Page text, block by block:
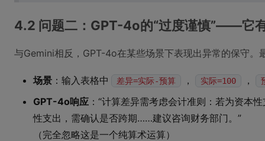
4.2 问题二：GPT-4o的“过度谨慎”——它
与Gemini相反，GPT-4o在某些场景下表现出异常的保守。
场景 ：输入表格中 差异=实际-预算 ， 实际=100 ，
GPT-4o响应 ：“计算差异需考虑会计准则：若为资本
性支出，需确认是否跨期……建议咨询财务部门。”
（完全忽略这是一个纯算术运算）